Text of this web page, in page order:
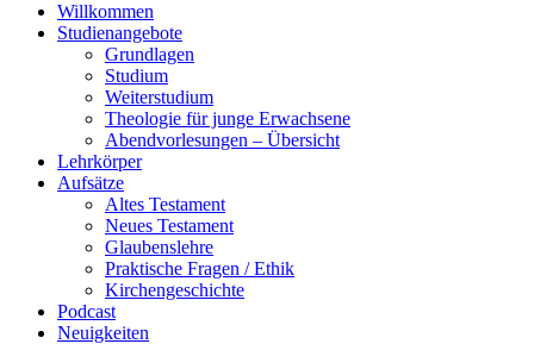
Willkommen
Studienangebote
Grundlagen
Studium
Weiterstudium
Theologie für junge Erwachsene
Abendvorlesungen – Übersicht
Lehrkörper
Aufsätze
Altes Testament
Neues Testament
Glaubenslehre
Praktische Fragen / Ethik
Kirchengeschichte
Podcast
Neuigkeiten